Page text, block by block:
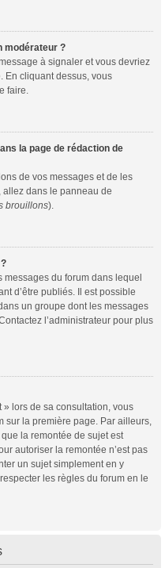
modérateur ?
à signaler et vous devriez
En cliquant dessus, vous
faire.
la page de rédaction de
de vos messages et de les
allez dans le panneau de
brouillons).
messages du forum dans lequel
d’être publiés. Il est possible
un groupe dont les messages
l’administrateur pour plus
lors de sa consultation, vous
sur la première page. Par ailleurs,
la remontée de sujet est
autoriser la remontée n’est pas
un sujet simplement en y
les règles du forum en le